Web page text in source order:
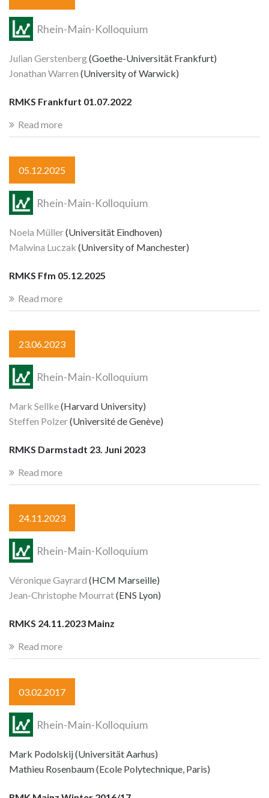
Rhein-Main-Kolloquium
Julian Gerstenberg(Goethe-Universität Frankfurt)
Jonathan Warren (University of Warwick)
RMKS Frankfurt 01.07.2022
Read more
05.12.2025
Rhein-Main-Kolloquium
Noela Müller(Universität Eindhoven)
Malwina Luczak (University of Manchester)
RMKS Ffm 05.12.2025
Read more
23.06.2023
Rhein-Main-Kolloquium
Mark Sellke(Harvard University)
Steffen Polzer(Université de Genève)
RMKS Darmstadt 23. Juni 2023
Read more
24.11.2023
Rhein-Main-Kolloquium
Véronique Gayrard (HCM Marseille)
Jean-Christophe Mourrat(ENS Lyon)
RMKS 24.11.2023 Mainz
Read more
03.02.2017
Rhein-Main-Kolloquium
Mark Podolskij (Universität Aarhus)
Mathieu Rosenbaum (Ecole Polytechnique, Paris)